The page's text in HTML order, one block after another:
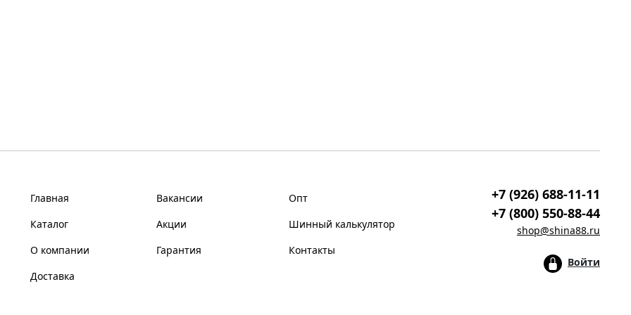
Главная
Каталог
О компании
Доставка
Вакансии
Акции
Гарантия
Опт
Шинный калькулятор
Контакты
+7 (926) 688-11-11
+7 (800) 550-88-44
shop@shina88.ru
Войти